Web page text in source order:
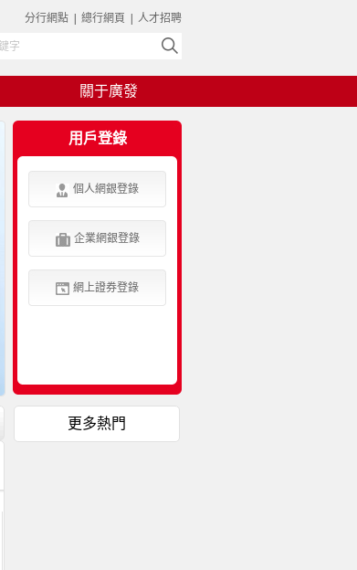
分行網點 總行網頁 人才招聘
關于廣發
用戶登錄
個人網銀登錄
企業網銀登錄
網上證券登錄
更多熱門